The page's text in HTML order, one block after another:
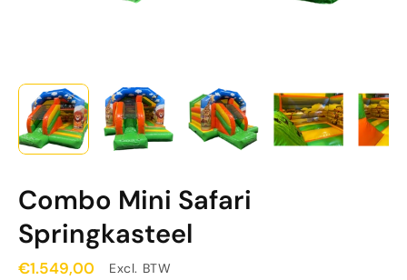
Combo Mini Safari
Springkasteel
€1.549,00 Excl. BTW